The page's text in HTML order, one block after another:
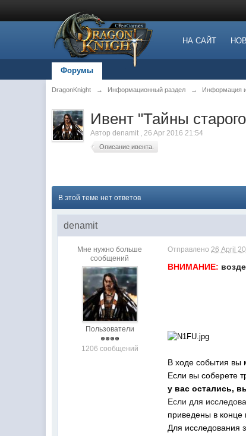
НА САЙТ
Форумы
DragonKnight → Информационный раздел → Информация
Ивент "Тайны
Авторdenamit ,26 Apr 2016 21:54
Описание ивента.
В этой теме нет ответов
denamit
Мне нужно больше
сообщений
Пользователи
1206 сообщений
Отправлено26 April
ВНИМАНИЕ:
В ходе события вы
Если вы соберете
у вас остались,
Если для
приведены в конце
Для исследования